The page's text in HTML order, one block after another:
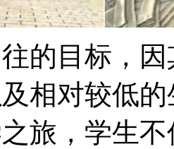
的目标，
相对较低
旅，学生